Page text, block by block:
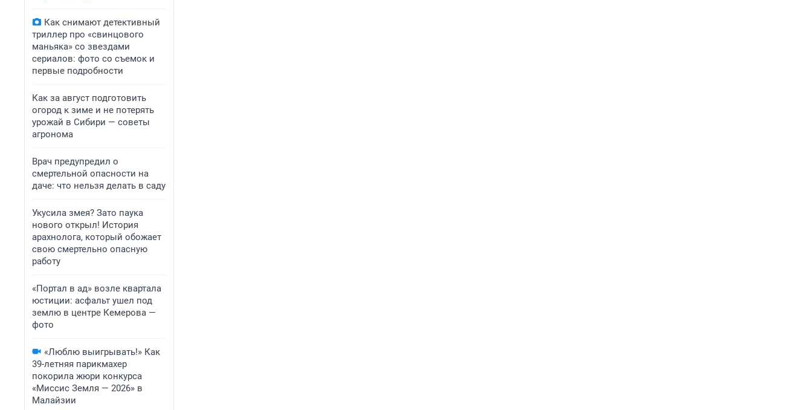
Как снимают детективный
триллер про «свинцового
маньяка» со звездами
сериалов: фото со съемок и
первые подробности
Как за август подготовить
огород к зиме и не потерять
урожай в Сибири — советы
агронома
Врач предупредил о
смертельной опасности на
даче: что нельзя делать в саду
Укусила змея? Зато паука
нового открыл! История
арахнолога, который обожает
свою смертельно опасную
работу
«Портал в ад» возле квартала
юстиции: асфальт ушел под
землю в центре Кемерова —
фото
«Люблю выигрывать!» Как
39-летняя парикмахер
покорила жюри конкурса
«Миссис Земля — 2026» в
Малайзии